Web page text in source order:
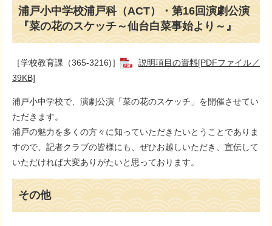
浦戸小中学校浦戸科（ACT）・第16回演劇公演
『菜の花のスケッチ～仙台白菜事始より～』
［学校教育課（365-3216)］
説明項目の資料[PDFファイル／
39KB]
浦戸小中学校で、演劇公演「菜の花のスケッチ」を開催させてい
ただきます。
浦戸の魅力を多くの方々に知っていただきたいとうことでありま
すので、記者クラブの皆様にも、ぜひお越しいただき、宣伝して
いただければ大変ありがたいと思っております。
その他